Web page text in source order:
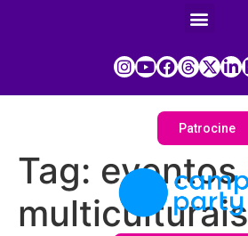
Patrocine
Tag: eventos
multiculturais